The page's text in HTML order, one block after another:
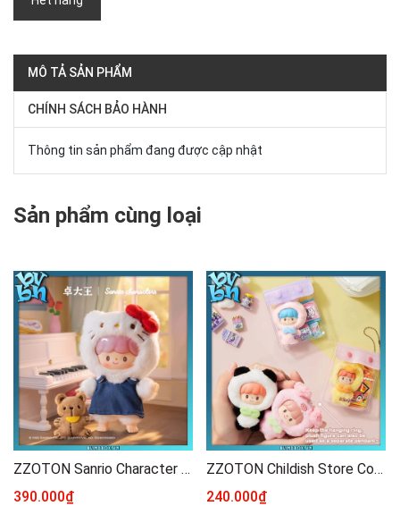
MÔ TẢ SẢN PHẨM
CHÍNH SÁCH BẢO HÀNH
Thông tin sản phẩm đang được cập nhật
Sản phẩm cùng loại
ZZOTON Sanrio Character - Love League Buddies Blindbox Series
390.000₫
ZZOTON Childish Store Collection Mini
240.000₫